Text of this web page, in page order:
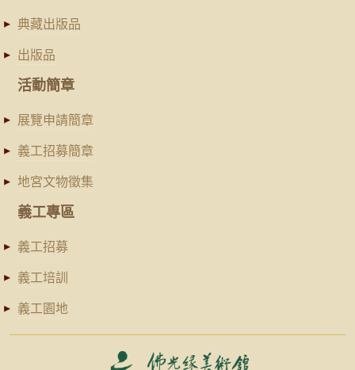
典藏出版品
出版品
活動簡章
展覽申請簡章
義工招募簡章
地宮文物徵集
義工專區
義工招募
義工培訓
義工園地